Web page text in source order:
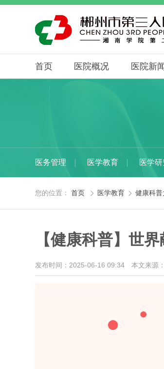
首页 医院概况 医院新闻
医务管理 医学教育 医学研
您的位置： 首页  医学教育  健康科
【健康科普】世
发布时间：2025-06-16 09:34 本文来源